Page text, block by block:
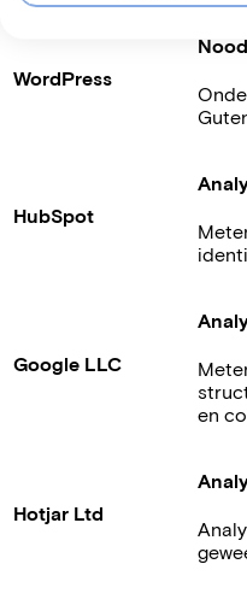
WordPress
HubSpot
Google LLC
en
Hotjar Ltd